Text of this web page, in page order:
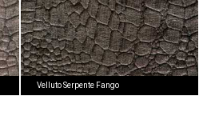
Velluto Serpente Fango